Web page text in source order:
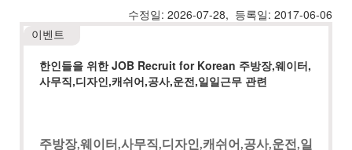
동
수정일: 2026-07-28, 등록일: 2017-06-06
이벤트
한인들을 위한 JOB Recruit for Korean 주방장,웨이터,
사무직,디자인,캐쉬어,공사,운전,일일근무 관련
주방장,웨이터,사무직,디자인,캐쉬어,공사,운전,일